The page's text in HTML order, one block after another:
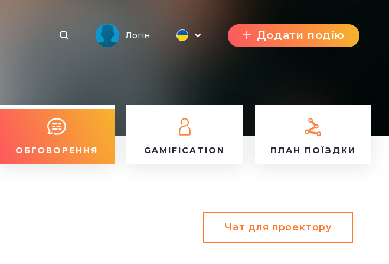
Логін Додати подію
ОБГОВОРЕННЯ GAMIFICATION ПЛАН ПОЇЗДКИ
Чат для проектору